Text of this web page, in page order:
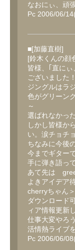
なおにぃ、頑
Pc 2006/06/
■[加藤直樹]
[鈴木くんの顔
皆様、｢直に
ございました
ジングルはラ
色がグリーン
～
選ばれなかっ
しかし皆様か
い。涙チョチ
ちなみに今後
今までギター
手に弾き語っ
あて先は
よきアイデア
cherryちゃん
ダウンロード
ィア情報更新
仕事大変やろ
活情熱ライブ
Pc 2006/06/